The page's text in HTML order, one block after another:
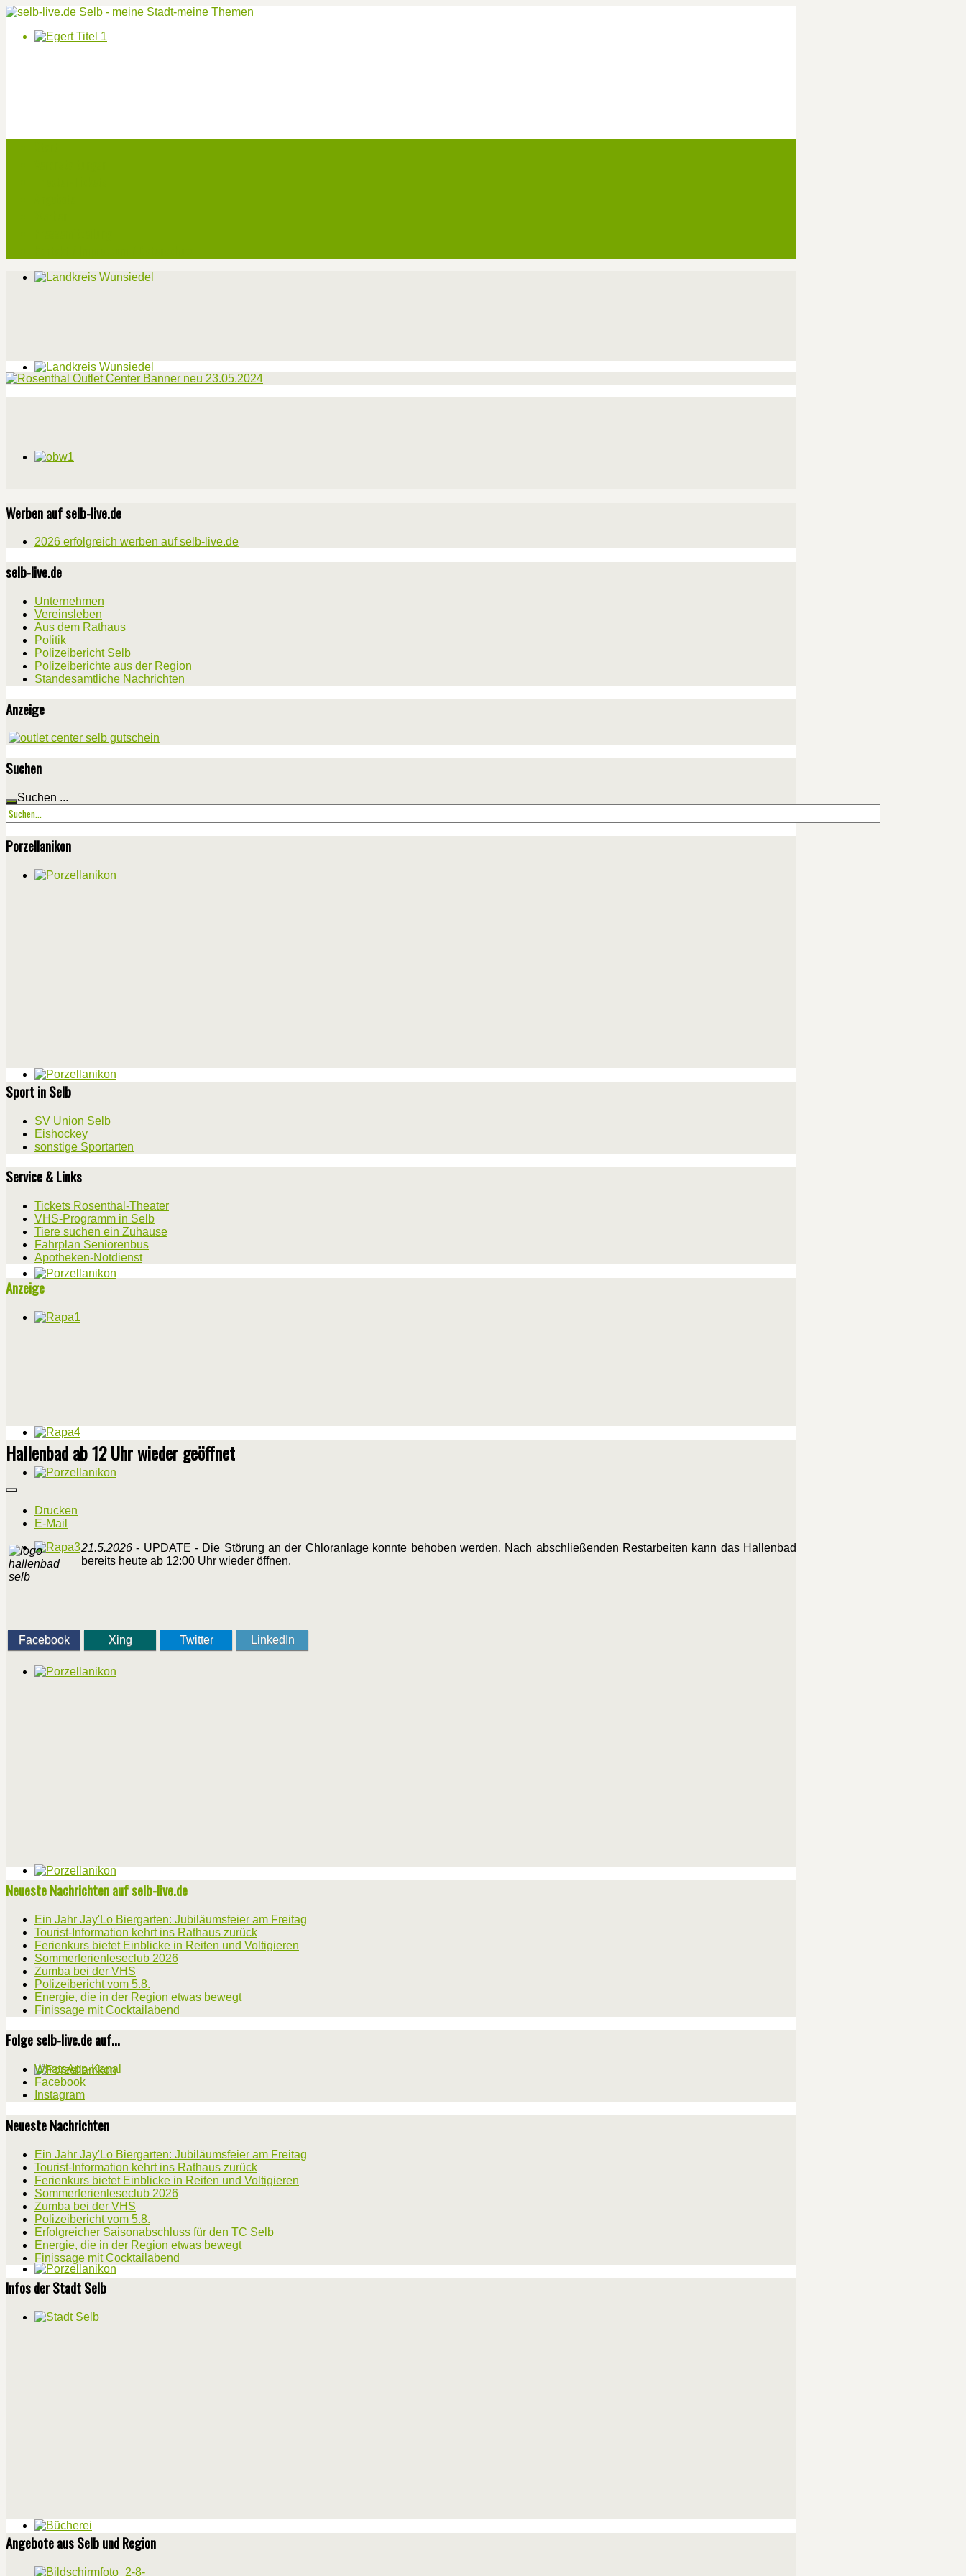
Werben auf selb-live.de
2026 erfolgreich werben auf selb-live.de
selb-live.de
Unternehmen
Vereinsleben
Aus dem Rathaus
Politik
Polizeibericht Selb
Polizeiberichte aus der Region
Standesamtliche Nachrichten
Anzeige
Suchen
Suchen ...
Porzellanikon
Sport in Selb
SV Union Selb
Eishockey
sonstige Sportarten
Service & Links
Tickets Rosenthal-Theater
VHS-Programm in Selb
Tiere suchen ein Zuhause
Fahrplan Seniorenbus
Apotheken-Notdienst
Anzeige
Hallenbad ab 12 Uhr wieder geöffnet
Drucken
E-Mail
21.5.2026 - UPDATE - Die Störung an der Chloranlage konnte behoben werden. Nach abschließenden Restarbeiten kann das Hallenbad
bereits heute ab 12:00 Uhr wieder öffnen.
Facebook Xing Twitter LinkedIn
Neueste Nachrichten auf selb-live.de
Ein Jahr Jay'Lo Biergarten: Jubiläumsfeier am Freitag
Tourist-Information kehrt ins Rathaus zurück
Ferienkurs bietet Einblicke in Reiten und Voltigieren
Sommerferienleseclub 2026
Zumba bei der VHS
Polizeibericht vom 5.8.
Energie, die in der Region etwas bewegt
Finissage mit Cocktailabend
Folge selb-live.de auf...
WhatsApp-Kanal
Facebook
Instagram
Neueste Nachrichten
Ein Jahr Jay'Lo Biergarten: Jubiläumsfeier am Freitag
Tourist-Information kehrt ins Rathaus zurück
Ferienkurs bietet Einblicke in Reiten und Voltigieren
Sommerferienleseclub 2026
Zumba bei der VHS
Polizeibericht vom 5.8.
Erfolgreicher Saisonabschluss für den TC Selb
Energie, die in der Region etwas bewegt
Finissage mit Cocktailabend
Infos der Stadt Selb
Angebote aus Selb und Region